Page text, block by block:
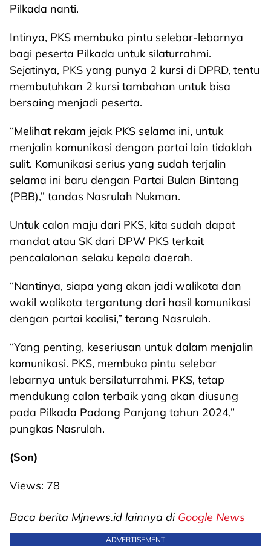
Pilkada nanti.
Intinya, PKS membuka pintu selebar-lebarnya
bagi peserta Pilkada untuk silaturrahmi.
Sejatinya, PKS yang punya 2 kursi di DPRD, tentu
membutuhkan 2 kursi tambahan untuk bisa
bersaing menjadi peserta.
“Melihat rekam jejak PKS selama ini, untuk
menjalin komunikasi dengan partai lain tidaklah
sulit. Komunikasi serius yang sudah terjalin
selama ini baru dengan Partai Bulan Bintang
(PBB),” tandas Nasrulah Nukman.
Untuk calon maju dari PKS, kita sudah dapat
mandat atau SK dari DPW PKS terkait
pencalalonan selaku kepala daerah.
“Nantinya, siapa yang akan jadi walikota dan
wakil walikota tergantung dari hasil komunikasi
dengan partai koalisi,” terang Nasrulah.
“Yang penting, keseriusan untuk dalam menjalin
komunikasi. PKS, membuka pintu selebar
lebarnya untuk bersilaturrahmi. PKS, tetap
mendukung calon terbaik yang akan diusung
pada Pilkada Padang Panjang tahun 2024,”
pungkas Nasrulah.
(Son)
Views: 78
Baca berita Mjnews.id lainnya di Google News
ADVERTISEMENT